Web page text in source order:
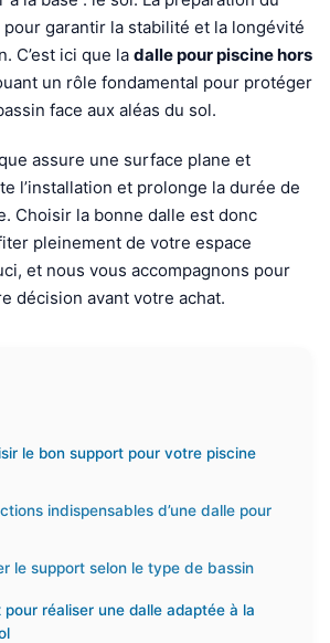
garantir la stabilité et la longévité
C’est ici que la dalle pour piscine hors
un rôle fondamental pour protéger
face aux aléas du sol.
assure une surface plane et
l’installation et prolonge la durée de
Choisir la bonne dalle est donc
pleinement de votre espace
et nous vous accompagnons pour
décision avant votre achat.
le bon support pour votre piscine
indispensables d’une dalle pour
le support selon le type de bassin
pour réaliser une dalle adaptée à la